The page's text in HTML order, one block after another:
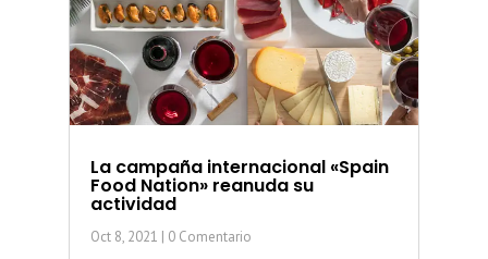
La campaña internacional «Spain
Food Nation» reanuda su
actividad
Oct 8, 2021 | 0 Comentario